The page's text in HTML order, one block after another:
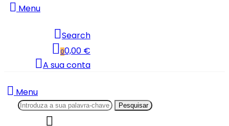
Menu
Search
00,00 €
A sua conta
Menu
Pesquisar